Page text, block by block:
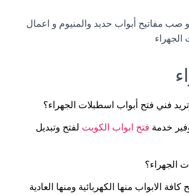
مفاتيح أبواب حديد والمنيوم و اعمال
فني فتح أبواب اسطبلات الجهراء؟
خدمة فتح ابواب الكويت لفتح وتبديل
الجهراء؟
الابواب منها الكهربائية ومنها العادية